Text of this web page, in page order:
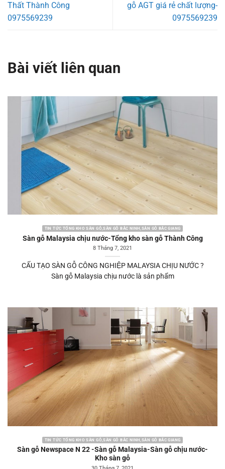
Thất Thành Công
0975569239
gỗ AGT giá rẻ chất lượng-
0975569239
Bài viết liên quan
TIN TỨC TỔNG KHO SÀN GỖ,SÀN GỖ BẮC NINH,SÀN GỖ BẮC GIANG
Sàn gỗ Malaysia chịu nước-Tổng kho sàn gỗ Thành Công
8 Tháng 7, 2021
CẤU TẠO SÀN GỖ CÔNG NGHIỆP MALAYSIA CHỊU NƯỚC ?
Sàn gỗ Malaysia chịu nước là sản phẩm
TIN TỨC TỔNG KHO SÀN GỖ,SÀN GỖ BẮC NINH,SÀN GỖ BẮC GIANG
Sàn gỗ Newspace N 22 -Sàn gỗ Malaysia-Sàn gỗ chịu nước-
Kho sàn gỗ